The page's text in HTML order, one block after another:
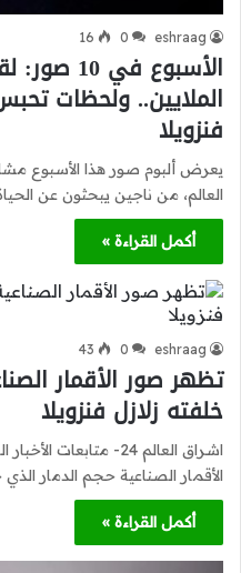
eshraag
0
16
الأسبوع
الملايين.. ولحظات
فنزويلا
يعرض ألبوم صور هذا الأسبوع
العالم، من ناجين يبحثون عن
أكمل القراءة »
eshraag
0
43
تظهر صور الأقمار
خلفته زلازل فنزويلا
اشراق العالم 24-
الأقمار الصناعية حجم الدمار الذي
أكمل القراءة »